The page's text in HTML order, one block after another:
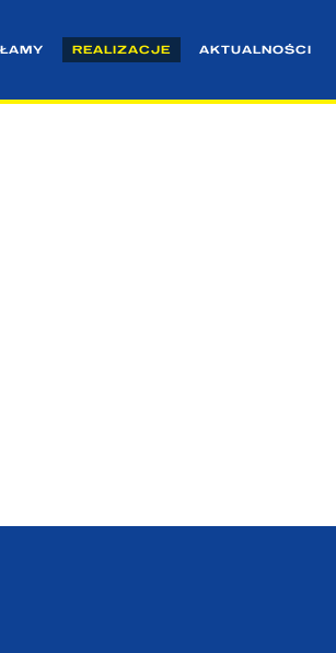
REALIZACJE AKTUALNOŚCI